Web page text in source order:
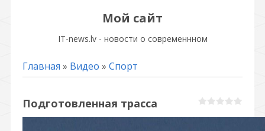
Мой сайт
IT-news.lv - новости о современнном
Главная » Видео » Спорт
Подготовленная трасса